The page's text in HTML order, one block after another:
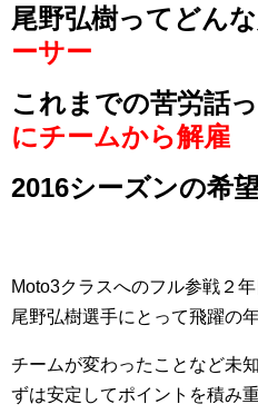
尾野弘樹ってどん
ーサー
これまでの苦労話
にチームから解雇
2016シーズンの希
Moto3クラスへのフル参戦２
尾野弘樹選手にとって飛躍の
チームが変わったことなど未
ずは安定してポイントを積み